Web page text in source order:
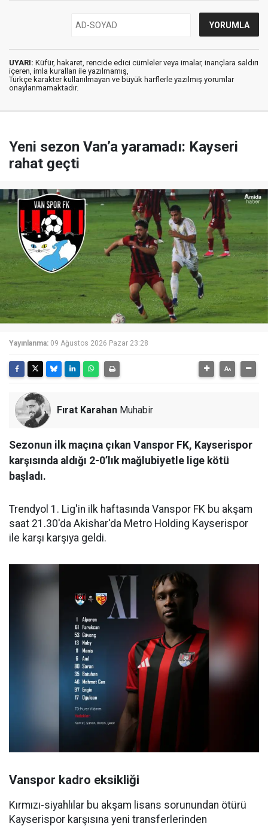
UYARI: Küfür, hakaret, rencide edici cümleler veya imalar, inançlara saldırı
içeren, imla kuralları ile yazılmamış,
Türkçe karakter kullanılmayan ve büyük harflerle yazılmış yorumlar
onaylanmamaktadır.
Yeni sezon Van’a yaramadı: Kayseri
rahat geçti
Yayınlanma: 09 Ağustos 2026 Pazar 23:28
Fırat Karahan Muhabir
Sezonun ilk maçına çıkan Vanspor FK, Kayserispor
karşısında aldığı 2-0’lık mağlubiyetle lige kötü
başladı.
Trendyol 1. Lig'in ilk haftasında Vanspor FK bu akşam
saat 21.30'da Akishar'da Metro Holding Kayserispor
ile karşı karşıya geldi.
Vanspor kadro eksikliği
Kırmızı-siyahlılar bu akşam lisans sorunundan ötürü
Kayserispor karşısına yeni transferlerinden